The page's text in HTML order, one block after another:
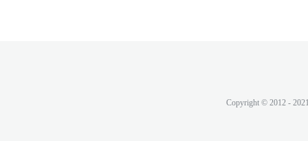
Copyright © 2012 -